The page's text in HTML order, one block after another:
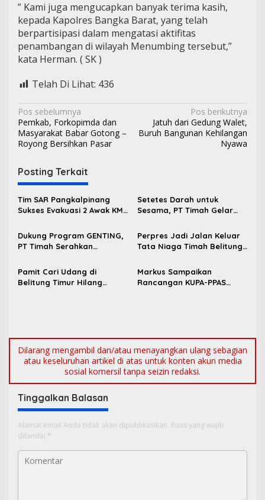
” Kami juga mengucapkan banyak terima kasih,
kepada Kapolres Bangka Barat, yang telah
berpartisipasi dalam mengatasi aktifitas
penambangan di wilayah Menumbing tersebut,”
kata Herman. ( SK )
Telah Di Lihat: 436
N
a
v
i
g
a
s
i
p
s
Pos sebelumnya
Pemkab, Forkopimda dan
Masyarakat Babar Gotong –
Royong Bersihkan Pasar
Pos berikutnya
Jatuh dari Gedung Walet,
Buruh Bangunan Kehilangan
Nyawa
Posting Terkait
Tim SAR Pangkalpinang
Sukses Evakuasi 2 Awak KM
Pantai Pukan
Setetes Darah untuk
Sesama, PT Timah Gelar
Jakarta
Dukung Program GENTING,
PT Timah Serahkan
untuk Cegah Stunting
Perpres Jadi Jalan Keluar
Tata Niaga Timah Belitung,
Masyarakat Bersabar
Pamit Cari Udang di
Belitung Timur Hilang
Markus Sampaikan
Rancangan KUPA-PPAS
Dilarang mengambil dan/atau menayangkan ulang sebagian
atau keseluruhan artikel di atas untuk konten akun media
sosial komersil tanpa seizin redaksi.
Tinggalkan Balasan
Alamat email Anda tidak akan dipublikasikan. Ruas yang wajib
ditandai *